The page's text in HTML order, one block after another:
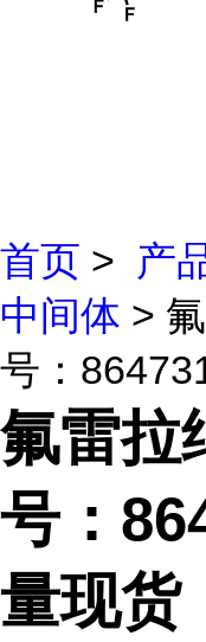
首页 > 产
中间体 >
号：
氟雷拉
号：
量现货